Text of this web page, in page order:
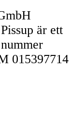
är ett
015397714